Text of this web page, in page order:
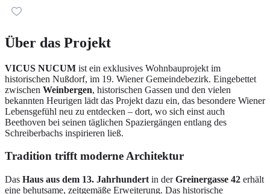
Über das Projekt
VICUS NUCUM ist ein exklusives Wohnbauprojekt im
historischen Nußdorf, im 19. Wiener Gemeindebezirk. Eingebettet
zwischen Weinbergen, historischen Gassen und den vielen
bekannten Heurigen lädt das Projekt dazu ein, das besondere Wiener
Lebensgefühl neu zu entdecken – dort, wo sich einst auch
Beethoven bei seinen täglichen Spaziergängen entlang des
Schreiberbachs inspirieren ließ.
Tradition trifft moderne Architektur
Das Haus aus dem 13. Jahrhundert in derGreinergasse 42 erhält
eine behutsame, zeitgemäße Erweiterung. Das historische